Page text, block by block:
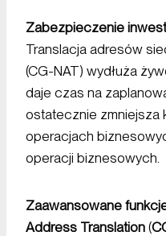
Zabezpieczenie
Translacja adresów
(CG-NAT) wydłuża
daje czas na
ostatecznie zmniejsza
operacjach
operacji biznesowych.
Zaawansowane
Address Translation (